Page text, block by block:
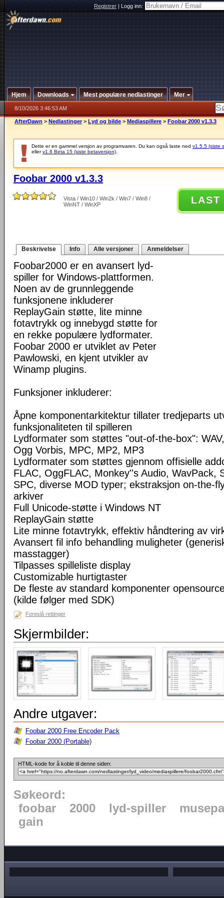
Registrer|Logg inn:
Hjem Downloads Mest populære nedlastinger Mer
8/10/2026 3:46:53 AM
AfterDawn > Nedlastinger > Lyd og bilde > Mediaspillere > Foobar 2000 v1.3.3
Dette er en gammel versjon av programvaren. Du kan også laste ned v1.5.5 (siste
ellerv1.6 Beta 15 (siste betaversjon)
Foobar 2000 v1.3.3
Vista / Win10 / Win2k / Win7 / Win8 /
WinNT / WinXP
LAST
Beskrivelse Info Alle versjoner Anmeldelser
Foobar2000 er en avansert lyd-
spiller for Windows-plattformen.
Noen av de grunnleggende
funksjonene inkluderer
ReplayGain støtte, lite minne
fotavtrykk og innebygd støtte for
en rekke populære lydformater.
Foobar 2000 er utviklet av Peter
Pawlowski, en kjent utvikler av
Winamp plugins.
Funksjoner inkluderer:
Åpne komponentarkitektur tillater tredjeparts
funksjonaliteten til spilleren
Lydformater som støttes "out-of-the-box":
Ogg Vorbis, MPC, MP2, MP3
Lydformater som støttes gjennom offisielle
FLAC, OggFLAC, Monkey''s Audio, WavPack,
SPC, diverse MOD typer; ekstraksjon on-the-
arkiver
Full Unicode-støtte i Windows NT
ReplayGain støtte
Lite minne fotavtrykk, effektiv håndtering av
Avansert fil info behandling muligheter
masstagger)
Tilpasses spilleliste display
Customizable hurtigtaster
De fleste av standard komponenter
(kilde følger med SDK)
Foreslå rettinger
Skjermbilder:
Andre utgaver:
Foobar 2000 Free Encoder Pack
Foobar 2000 (Portable)
HTML-kode for å koble til denne siden:
Søkeord:
foobar
2000 lyd-spiller
gain